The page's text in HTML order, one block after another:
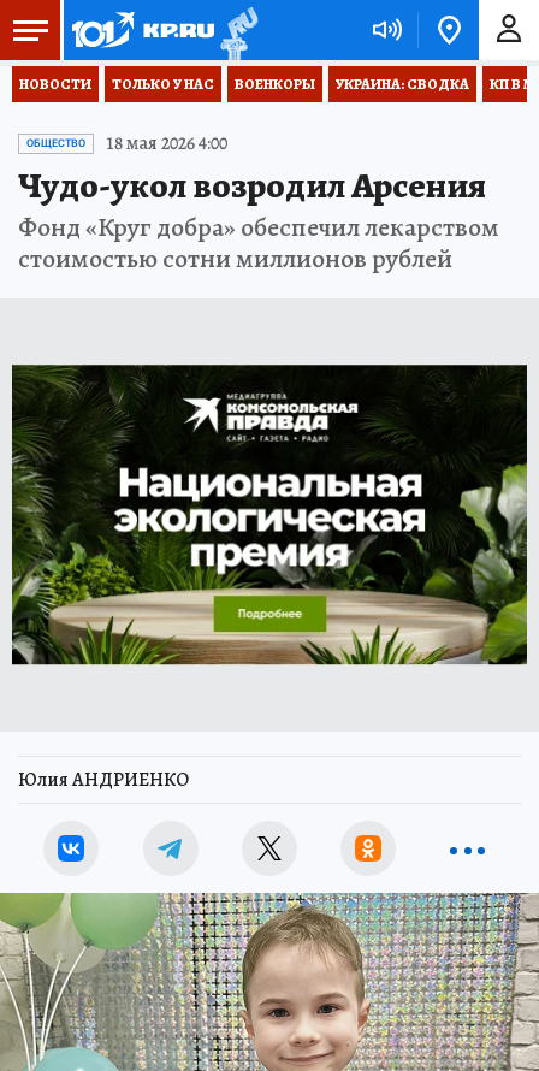
НОВОСТИ ТОЛЬКО У НАС ВОЕНКОРЫ УКРАИНА: СВОДКА КП В
ОБЩЕСТВО 18 мая 2026 4:00
Чудо-укол возродил Арсения
Фонд «Круг добра» обеспечил лекарством
стоимостью сотни миллионов рублей
Юлия АНДРИЕНКО